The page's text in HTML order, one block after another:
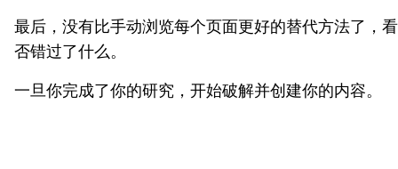
最后，没有比手动浏览每个页面更好的替代方法了，
否错过了什么。
一旦你完成了你的研究，开始破解并创建你的内容。